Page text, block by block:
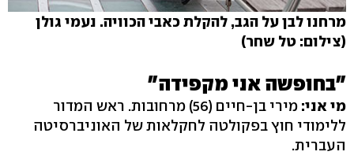
מרחנו לבן על הגב, להקלת כאבי הכוויה. נעמי גולן
(צילום: טל שחר)
‬"בחופשה אני מקפידה"
מי אני:
מירי בן-חיים ‭(56)‬ מרחובות. ראש המדור
ללימודי חוץ בפקולטה לחקלאות של האוניברסיטה
העברית.